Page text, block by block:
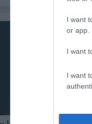
I want
or app.
I want
I want